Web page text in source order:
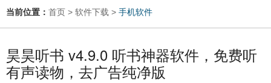
当前位置： 首页 > 软件下载 > 手机软件
昊昊听书 v4.9.0 听书神器软件，免费听
有声读物，去广告纯净版